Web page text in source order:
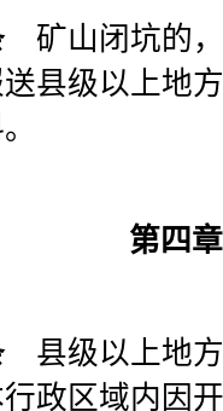
矿山闭坑的，
县级以上地
第四
县级以上地方
政区域内因